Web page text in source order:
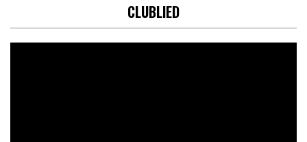
CLUBLIED